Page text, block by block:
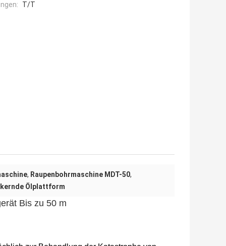
T/T
, Raupenbohrmaschine MDT-50,
Ölplattform
Bis zu 50 m